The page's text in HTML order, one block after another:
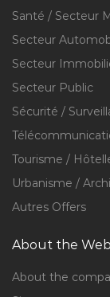
Santé / Secteur
Secteur
Secteur
Secteur Public
Sécurité /
Tourisme /
Urbanisme /
Autres Offers
About the
About the